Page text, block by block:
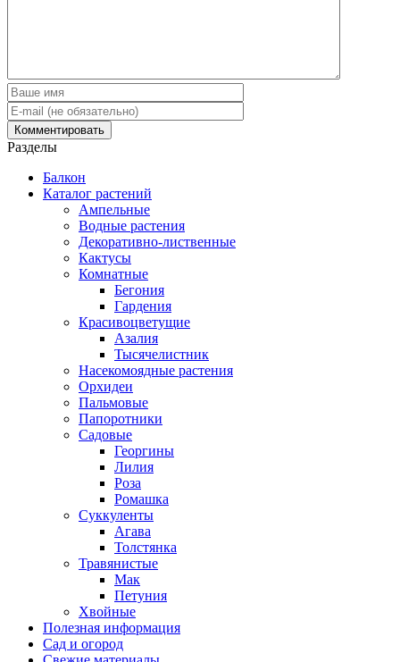
Разделы
Балкон
Каталог растений
Ампельные
Водные растения
Декоративно-лиственные
Кактусы
Комнатные
Бегония
Гардения
Красивоцветущие
Азалия
Тысячелистник
Насекомоядные растения
Орхидеи
Пальмовые
Папоротники
Садовые
Георгины
Лилия
Роза
Ромашка
Суккуленты
Агава
Толстянка
Травянистые
Мак
Петуния
Хвойные
Полезная информация
Сад и огород